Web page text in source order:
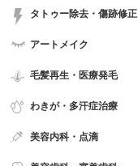
タトゥー除去・傷跡修正
アートメイク
毛髪再生・医療発毛
わきが・多汗症治療
美容内科・点滴